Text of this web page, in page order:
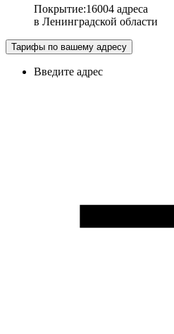
Покрытие:16004 адреса
в Ленинградской области
Тарифы по вашему адресу
Введите адрес